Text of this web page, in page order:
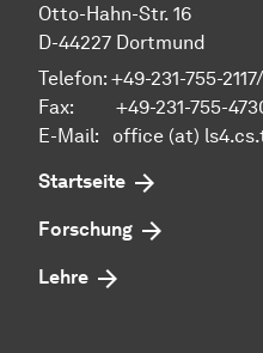
Otto-Hahn-Str. 16
D-44227 Dortmund
Telefon: +49-231-755-
Fax: +49-231-755-
E-Mail: office (at)
Startseite
Forschung
Lehre